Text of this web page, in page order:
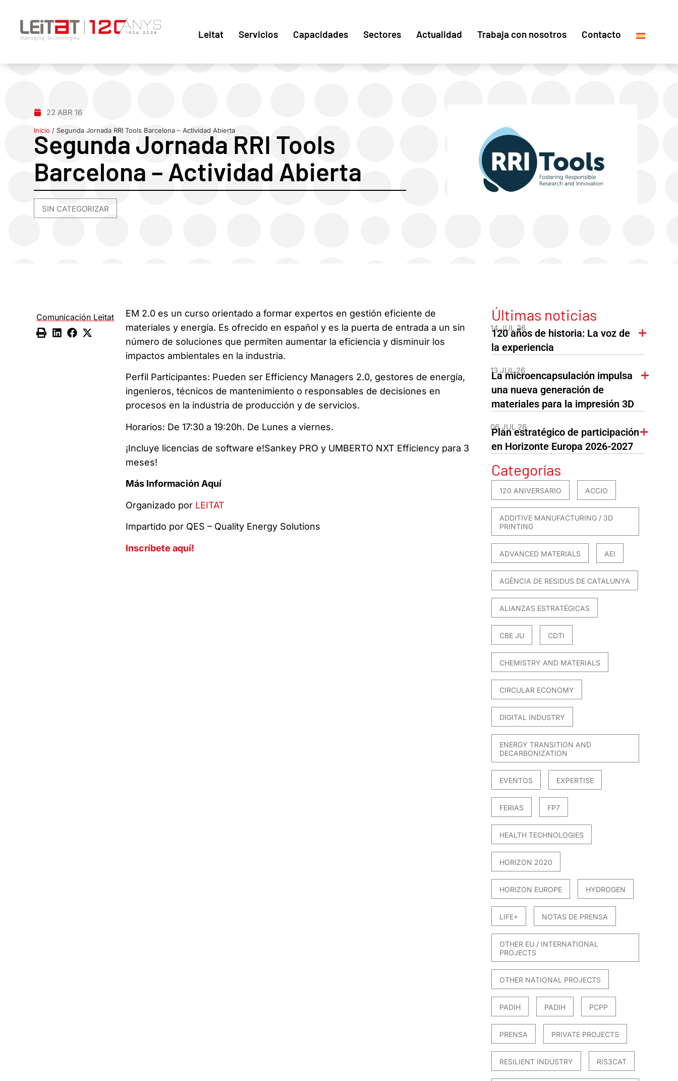
Leitat Servicios Capacidades Sectores Actualidad Trabaja con nosotros Contacto
22 ABR 16
Inicio /Segunda Jornada RRI Tools Barcelona – Actividad Abierta
Segunda Jornada RRI Tools
Barcelona – Actividad Abierta
SIN CATEGORIZAR
Comunicación Leitat
EM 2.0 es un curso orientado a formar expertos en gestión eficiente de
materiales y energía. Es ofrecido en español y es la puerta de entrada a un sin
número de soluciones que permiten aumentar la eficiencia y disminuir los
impactos ambientales en la industria.
Perfil Participantes: Pueden ser Efficiency Managers 2.0, gestores de energía,
ingenieros, técnicos de mantenimiento o responsables de decisiones en
procesos en la industria de producción y de servicios.
Horarios: De 17:30 a 19:20h. De Lunes a viernes.
¡Incluye licencias de software e!Sankey PRO y UMBERTO NXT Efficiency para 3
meses!
Más Información Aquí
Organizado por LEITAT
Impartido por QES – Quality Energy Solutions
Inscríbete aquí!
Últimas noticias
14 JUL 26
120 años de historia: La voz de
la experiencia
13 JUL 26
La microencapsulación impulsa
una nueva generación de
materiales para la impresión 3D
06 JUL 26
Plan estratégico de participación
en Horizonte Europa 2026-2027
Categorías
120 ANIVERSARIO ACCIO
ADDITIVE MANUFACTURING / 3D
PRINTING
ADVANCED MATERIALS AEI
AGÈNCIA DE RESIDUS DE CATALUNYA
ALIANZAS ESTRATÉGICAS
CBE JU CDTI
CHEMISTRY AND MATERIALS
CIRCULAR ECONOMY
DIGITAL INDUSTRY
ENERGY TRANSITION AND
DECARBONIZATION
EVENTOS EXPERTISE
FERIAS FP7
HEALTH TECHNOLOGIES
HORIZON 2020
HORIZON EUROPE HYDROGEN
LIFE+ NOTAS DE PRENSA
OTHER EU / INTERNATIONAL
PROJECTS
OTHER NATIONAL PROJECTS
PADIH PADIH PCPP
PRENSA PRIVATE PROJECTS
RESILIENT INDUSTRY RIS3CAT